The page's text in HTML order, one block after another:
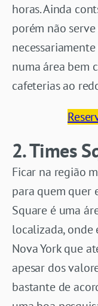
horas. Ainda
porém não
numa área bem
cafeterias ao
2. Times
Ficar na região
para quem quer
Square é uma
localizada, onde
Nova York que
apesar dos
bastante de